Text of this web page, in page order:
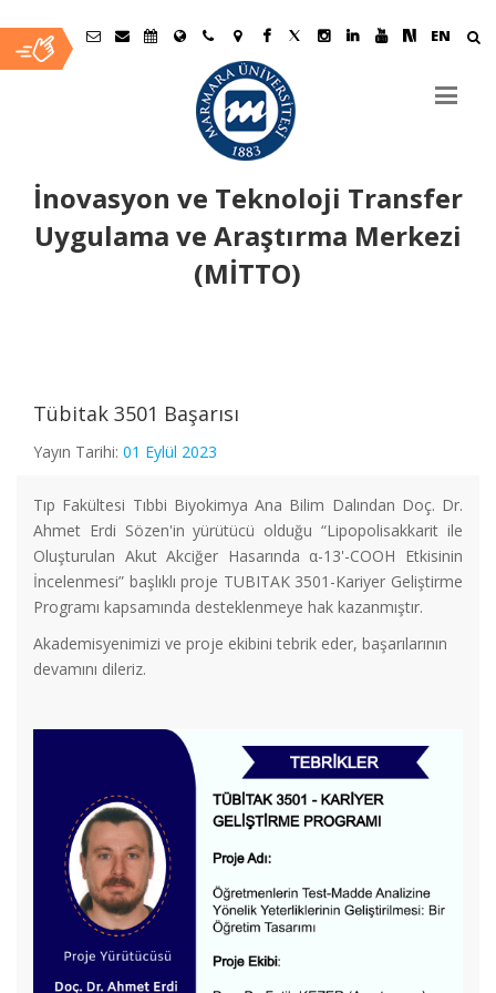
EN
İnovasyon ve Teknoloji Transfer
Uygulama ve Araştırma Merkezi
(MİTTO)
İçerik
Tübitak 3501 Başarısı
Yayın Tarihi: 01 Eylül 2023
Tıp Fakültesi Tıbbi Biyokimya Ana Bilim Dalından Doç. Dr.
Ahmet Erdi Sözen'in yürütücü olduğu “Lipopolisakkarit ile
Oluşturulan Akut Akciğer Hasarında α-13'-COOH Etkisinin
İncelenmesi” başlıklı proje TUBITAK 3501-Kariyer Geliştirme
Programı kapsamında desteklenmeye hak kazanmıştır.
Akademisyenimizi ve proje ekibini tebrik eder, başarılarının
devamını dileriz.
TÜBİTAK TEYDEB 1832 Sanayide Yeşil Dönüşüm Çağrısı